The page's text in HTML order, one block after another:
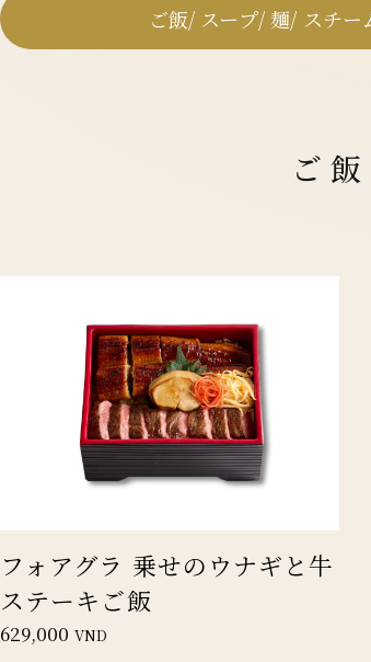
ご飯/ スープ/ 麺/ スチー
ご
フォアグラ 乗せのウナギと牛
ステーキご飯
629,000 VND